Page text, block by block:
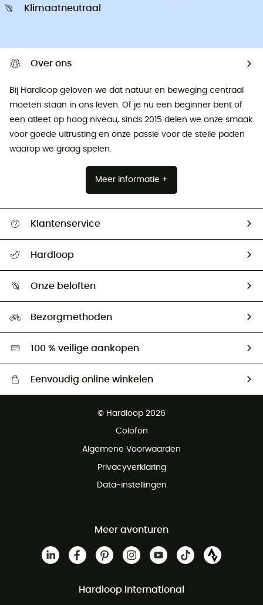
Klimaatneutraal
Over ons
Bij Hardloop geloven we dat natuur en beweging centraal
moeten staan ​​in ons leven. Of je nu een beginner bent of
een atleet op hoog niveau, sinds 2015 delen we onze smaak
voor goede uitrusting en onze passie voor de steile paden
waarop we graag spelen.
Meer informatie +
Klantenservice
Mijn zending volgen
Retourzendingen & Terugbetalingen
Hardloop
Ambassadeurs
Onze beloften
Hardgreen
Bezorgmethoden
100 % veilige aankopen
Eenvoudig online winkelen
Gratis retourneren binnen 100 dagen
© Hardloop 2026
Colofon
Algemene Voorwaarden
Privacyverklaring
Data-instellingen
Meer avonturen
Hardloop International